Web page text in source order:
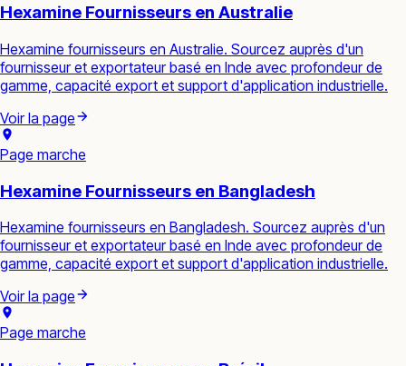
Hexamine Fournisseurs en Australie
Hexamine fournisseurs en Australie. Sourcez auprès d'un
fournisseur et exportateur basé en Inde avec profondeur de
gamme, capacité export et support d'application industrielle.
Voir la page
Page marche
Hexamine Fournisseurs en Bangladesh
Hexamine fournisseurs en Bangladesh. Sourcez auprès d'un
fournisseur et exportateur basé en Inde avec profondeur de
gamme, capacité export et support d'application industrielle.
Voir la page
Page marche